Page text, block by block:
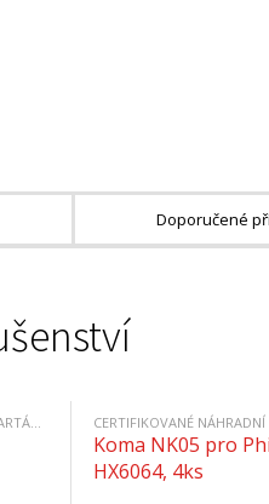
Doporučené
CERTIFIKOVANÉ NÁHRADNÍ HLAVICE KE KARTÁČKŮM PHILIPS
Koma NK05 pro
HX6064, 4ks